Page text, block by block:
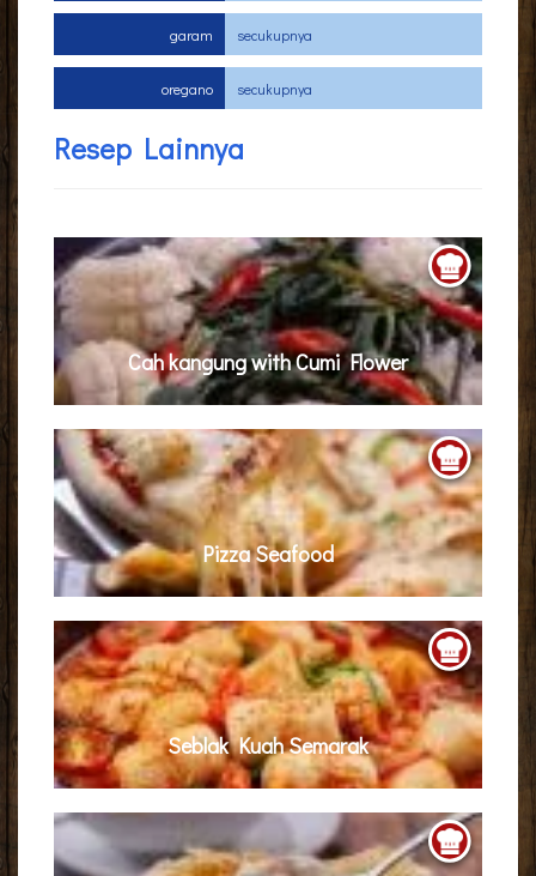
garam secukupnya
oregano secukupnya
Resep Lainnya
Cah kangung with Cumi Flower
Pizza Seafood
Seblak Kuah Semarak